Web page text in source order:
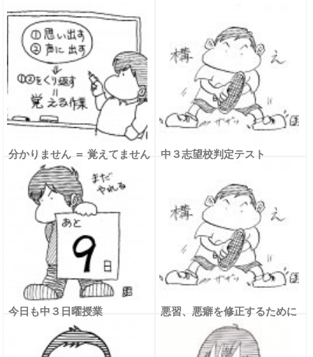
分かりません ＝ 覚えてません
中３志望校判定テスト
今日も中３日曜授業 悪習、悪癖を修正するために